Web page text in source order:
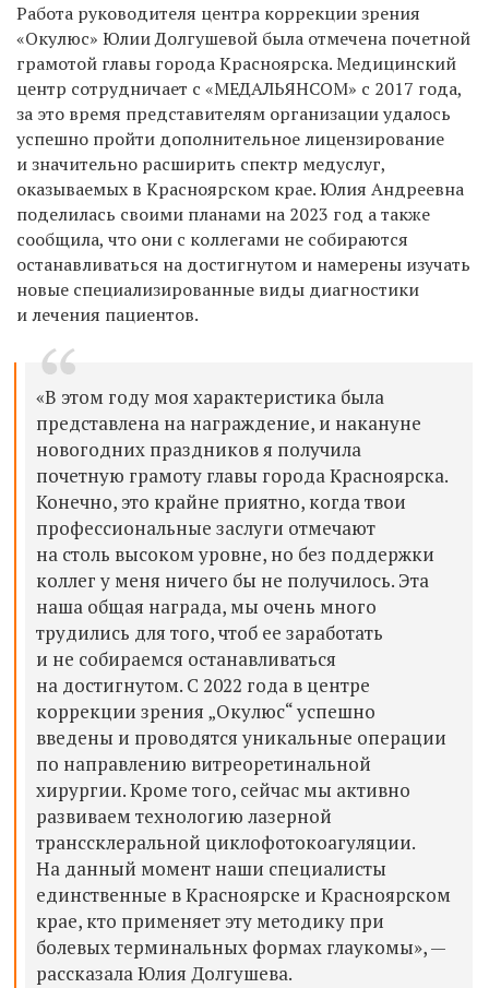
Работа руководителя центра коррекции зрения
«Окулюс» Юлии Долгушевой была отмечена почетной
грамотой главы города Красноярска. Медицинский
центр сотрудничает с «МЕДАЛЬЯНСОМ» с 2017 года,
за это время представителям организации удалось
успешно пройти дополнительное лицензирование
и значительно расширить спектр медуслуг,
оказываемых в Красноярском крае. Юлия Андреевна
поделилась своими планами на 2023 год а также
сообщила, что они с коллегами не собираются
останавливаться на достигнутом и намерены изучать
новые специализированные виды диагностики
и лечения пациентов.
«В этом году моя характеристика была
представлена на награждение, и накануне
новогодних праздников я получила
почетную грамоту главы города Красноярска.
Конечно, это крайне приятно, когда твои
профессиональные заслуги отмечают
на столь высоком уровне, но без поддержки
коллег у меня ничего бы не получилось. Эта
наша общая награда, мы очень много
трудились для того, чтоб ее заработать
и не собираемся останавливаться
на достигнутом. С 2022 года в центре
коррекции зрения „Окулюс“ успешно
введены и проводятся уникальные операции
по направлению витреоретинальной
хирургии. Кроме того, сейчас мы активно
развиваем технологию лазерной
транссклеральной циклофотокоагуляции.
На данный момент наши специалисты
единственные в Красноярске и Красноярском
крае, кто применяет эту методику при
болевых терминальных формах глаукомы», —
рассказала Юлия Долгушева.